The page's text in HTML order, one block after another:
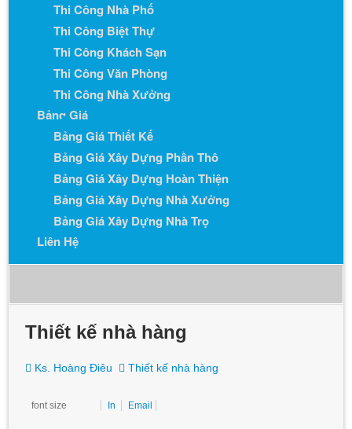
Thi Công Nhà Phố
Thi Công Biệt Thự
Thi Công Khách Sạn
Thi Công Văn Phòng
Thi Công Nhà Xưởng
Bảng Giá
Bảng Giá Thiết Kế
Bảng Giá Xây Dựng Phần Thô
Bảng Giá Xây Dựng Hoàn Thiện
Bảng Giá Xây Dựng Nhà Xưởng
Bảng Giá Xây Dựng Nhà Trọ
Liên Hệ
Thiết kế nhà hàng
Ks. Hoàng Điêu Thiết kế nhà hàng
font size In Email